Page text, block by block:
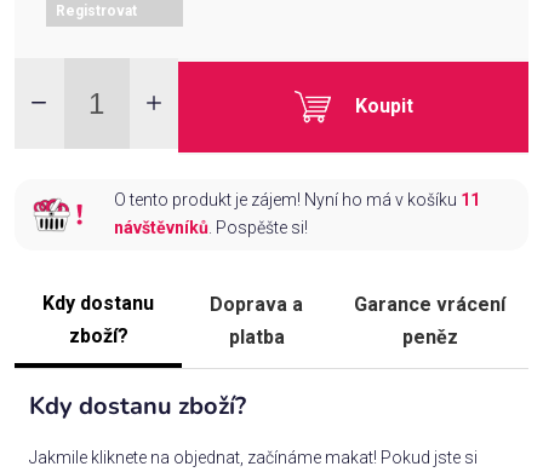
Registrovat
Koupit
O tento produkt je zájem! Nyní ho má v košíku 11
návštěvníků. Pospěšte si!
Kdy dostanu
zboží?
Doprava a
platba
Garance vrácení
peněz
Kdy dostanu zboží?
Jakmile kliknete na objednat, začínáme makat! Pokud jste si